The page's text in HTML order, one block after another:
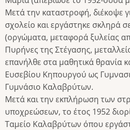
Μετά την καταστροφή, διέκοψε
σχολείο και εργάστηκε σκληρά
(οργώματα, μεταφορά ξυλείας
Πυρήνες της Στέγασης,
επανήλθε στα μαθητικά θρανία
Ευσεβίου Κηπουργού ως
Γυμνάσιο Καλαβρύτων.
Μετά και την εκπλήρωση των
υποχρεώσεων, το έτος 1952
Ταμείο Καλαβρύτων όπου